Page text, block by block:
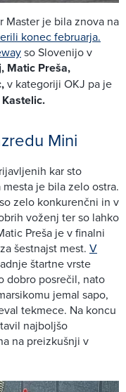
Master je bila znova na
konec februarja.
so Slovenijo v
Matic Preša,
v kategoriji OKJ pa je
Mini
kar sto
je bila zelo ostra.
zelo konkurenčni in v
voženj ter so lahko
Preša je v finalni
šestnajst mest. V
štartne vrste
dobro posrečil, nato
jemal sapo,
tekmece. Na koncu
najboljšo
na preizkušnji v